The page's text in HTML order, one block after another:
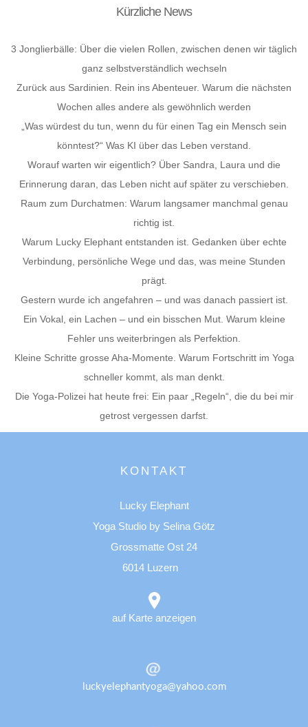
Kürzliche News
3 Jonglierbälle: Über die vielen Rollen, zwischen denen wir täglich
ganz selbstverständlich wechseln
Zurück aus Sardinien. Rein ins Abenteuer. Warum die nächsten
Wochen alles andere als gewöhnlich werden
„Was würdest du tun, wenn du für einen Tag ein Mensch sein
könntest?“ Was KI über das Leben verstand.
Worauf warten wir eigentlich? Über Sandra, Laura und die
Erinnerung daran, das Leben nicht auf später zu verschieben.
Raum zum Durchatmen: Warum langsamer manchmal genau
richtig ist.
Warum Lucky Elephant entstanden ist. Gedanken über echte
Verbindung, persönliche Wege und das, was meine Stunden
prägt.
Gestern wurde ich angefahren – und was danach passiert ist.
Ein Vokal, ein Lachen – und ein bisschen Mut. Warum kleine
Fehler uns weiterbringen als Perfektion.
Kleine Schritte grosse Aha-Momente. Warum Fortschritt im Yoga
schneller kommt, als man denkt.
Die Yoga-Polizei hat heute frei: Ein paar „Regeln“, die du bei mir
getrost vergessen darfst.
KONTAKT
Lucky Elephant
Yoga Studio by Selina Götz
Grossmatte Ost 24
6014 Luzern
auf Karte anzeigen
luckyelephantyoga@yahoo.com